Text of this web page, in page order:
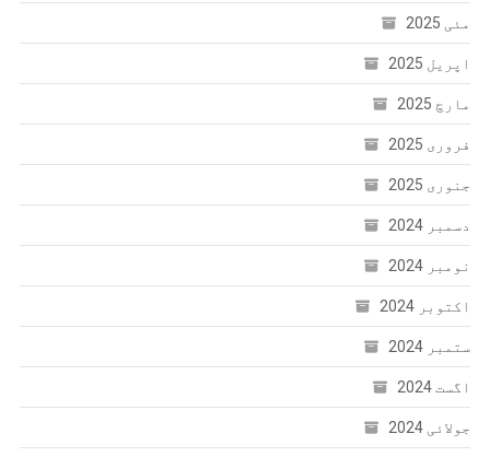
مئی 2025
اپریل 2025
مارچ 2025
فروری 2025
جنوری 2025
دسمبر 2024
نومبر 2024
اکتوبر 2024
ستمبر 2024
اگست 2024
جولائی 2024